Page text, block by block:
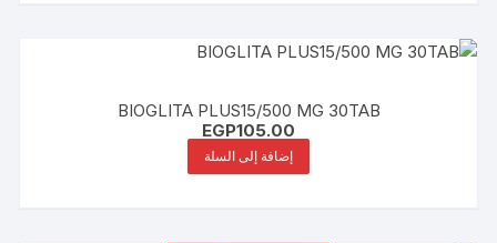
BIOGLITA PLUS15/500 MG 30TAB
EGP105.00
إضافة إلى السلة